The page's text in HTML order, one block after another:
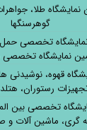
طلا،
گوهرسنگها
تخصصی حمل
نمایشگاه
قهوه، نوشیدنی
رستوران،
تخصصی بین
گری، ماشین آلات و